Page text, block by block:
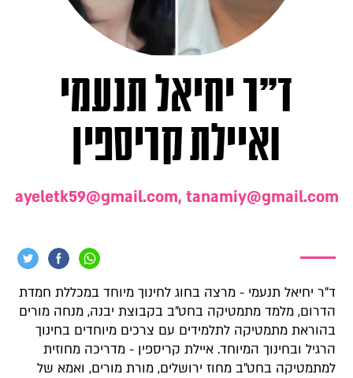
ד"ר יחיאל תנעמי - מרצה בחוג לחינוך מיוחד במכללת חמדת
הדרום, מלמד מתמטיקה בחט"ב בקבוצת יבנה, מנחה מורים
בהוראת מתמטיקה לתלמידים עם צרכים מיוחדים בחינוך
הרגיל ובחינוך המיוחד. איילת קריספין - מדריכה מחוזית
למתמטיקה בחט"ב מחוז ירושלים, מורת מורים, ואמא של
ד"ר יחיאל תנעמי
ואיילת קריספין
ayeletk59@gmail.com, tanamiy@gmail.com